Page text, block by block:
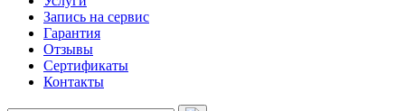
Запись на сервис
Гарантия
Отзывы
Сертификаты
Контакты